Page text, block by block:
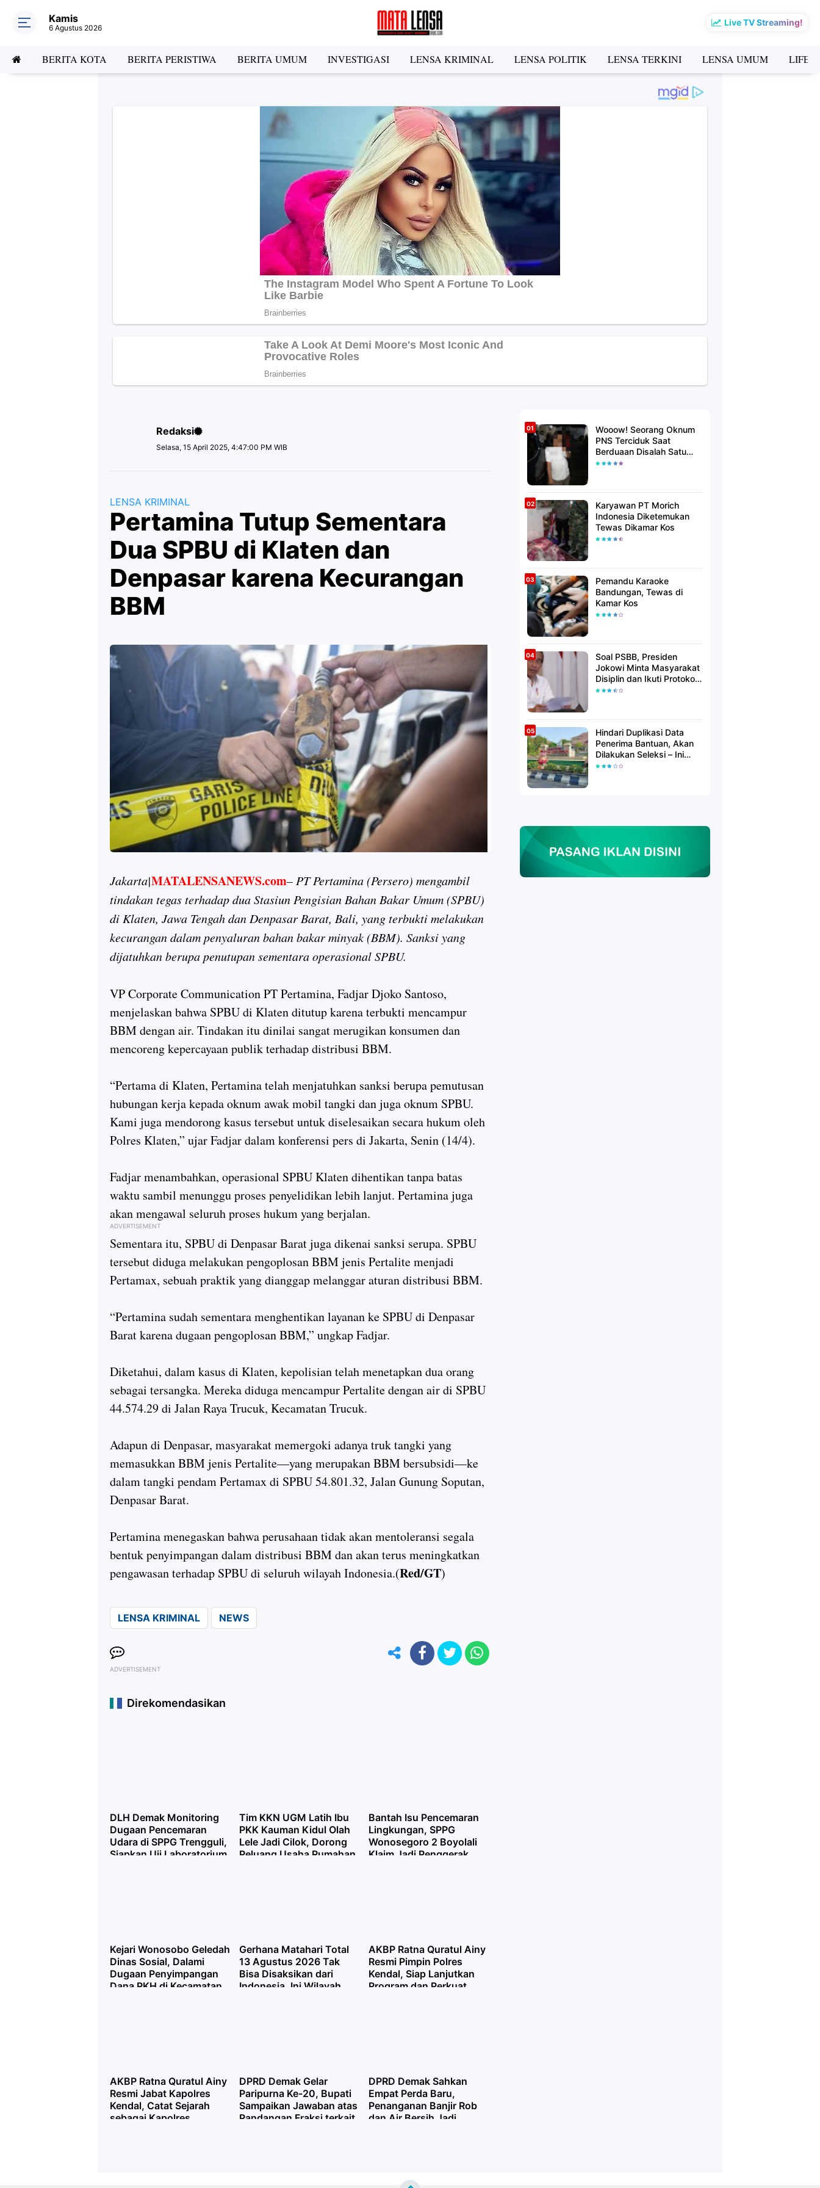
Live TV Streaming!
Kamis
6 Agustus 2026
BERITA KOTA BERITA PERISTIWA BERITA UMUM INVESTIGASI LENSA KRIMINAL LENSA POLITIK LENSA TERKINI LENSA UMUM
Redaksi
Selasa, 15 April 2025, 4:47:00 PM WIB
LENSA KRIMINAL
Pertamina Tutup Sementara
Dua SPBU di Klaten dan
Denpasar karena Kecurangan
BBM
Jakarta|MATALENSANEWS.com– PT Pertamina (Persero) mengambil
tindakan tegas terhadap dua Stasiun Pengisian Bahan Bakar Umum (SPBU)
di Klaten, Jawa Tengah dan Denpasar Barat, Bali, yang terbukti melakukan
kecurangan dalam penyaluran bahan bakar minyak (BBM). Sanksi yang
dijatuhkan berupa penutupan sementara operasional SPBU.
VP Corporate Communication PT Pertamina, Fadjar Djoko Santoso,
menjelaskan bahwa SPBU di Klaten ditutup karena terbukti mencampur
BBM dengan air. Tindakan itu dinilai sangat merugikan konsumen dan
mencoreng kepercayaan publik terhadap distribusi BBM.
“Pertama di Klaten, Pertamina telah menjatuhkan sanksi berupa pemutusan
hubungan kerja kepada oknum awak mobil tangki dan juga oknum SPBU.
Kami juga mendorong kasus tersebut untuk diselesaikan secara hukum oleh
Polres Klaten,” ujar Fadjar dalam konferensi pers di Jakarta, Senin (14/4).
Fadjar menambahkan, operasional SPBU Klaten dihentikan tanpa batas
waktu sambil menunggu proses penyelidikan lebih lanjut. Pertamina juga
akan mengawal seluruh proses hukum yang berjalan.
ADVERTISEMENT
Sementara itu, SPBU di Denpasar Barat juga dikenai sanksi serupa. SPBU
tersebut diduga melakukan pengoplosan BBM jenis Pertalite menjadi
Pertamax, sebuah praktik yang dianggap melanggar aturan distribusi BBM.
“Pertamina sudah sementara menghentikan layanan ke SPBU di Denpasar
Barat karena dugaan pengoplosan BBM,” ungkap Fadjar.
Diketahui, dalam kasus di Klaten, kepolisian telah menetapkan dua orang
sebagai tersangka. Mereka diduga mencampur Pertalite dengan air di SPBU
44.574.29 di Jalan Raya Trucuk, Kecamatan Trucuk.
Adapun di Denpasar, masyarakat memergoki adanya truk tangki yang
memasukkan BBM jenis Pertalite—yang merupakan BBM bersubsidi—ke
dalam tangki pendam Pertamax di SPBU 54.801.32, Jalan Gunung Soputan,
Denpasar Barat.
Pertamina menegaskan bahwa perusahaan tidak akan mentoleransi segala
bentuk penyimpangan dalam distribusi BBM dan akan terus meningkatkan
pengawasan terhadap SPBU di seluruh wilayah Indonesia.(Red/GT)
LENSA KRIMINAL NEWS
ADVERTISEMENT
Direkomendasikan
DLH Demak Monitoring
Dugaan Pencemaran
Udara di SPPG Trengguli,
Siapkan Uji Laboratorium
Tim KKN UGM Latih Ibu
PKK Kauman Kidul Olah
Lele Jadi Cilok, Dorong
Peluang Usaha Rumahan
Bantah Isu Pencemaran
Lingkungan, SPPG
Wonosegoro 2 Boyolali
Klaim Jadi Penggerak
Kejari Wonosobo Geledah
Dinas Sosial, Dalami
Dugaan Penyimpangan
Dana PKH di Kecamatan
Gerhana Matahari Total
13 Agustus 2026 Tak
Bisa Disaksikan dari
Indonesia, Ini Wilayah
AKBP Ratna Quratul Ainy
Resmi Pimpin Polres
Kendal, Siap Lanjutkan
Program dan Perkuat
AKBP Ratna Quratul Ainy
Resmi Jabat Kapolres
Kendal, Catat Sejarah
sebagai Kapolres
DPRD Demak Gelar
Paripurna Ke-20, Bupati
Sampaikan Jawaban atas
Pandangan Fraksi terkait
DPRD Demak Sahkan
Empat Perda Baru,
Penanganan Banjir Rob
dan Air Bersih Jadi
Wooow! Seorang Oknum
PNS Terciduk Saat
Berduaan Disalah Satu
Kamar Hotel Salatiga
Karyawan PT Morich
Indonesia Diketemukan
Tewas Dikamar Kos
Pemandu Karaoke
Bandungan, Tewas di
Kamar Kos
Soal PSBB, Presiden
Jokowi Minta Masyarakat
Disiplin dan Ikuti Protokol
Kesehatan
Hindari Duplikasi Data
Penerima Bantuan, Akan
Dilakukan Seleksi – Ini
Penjelasanya